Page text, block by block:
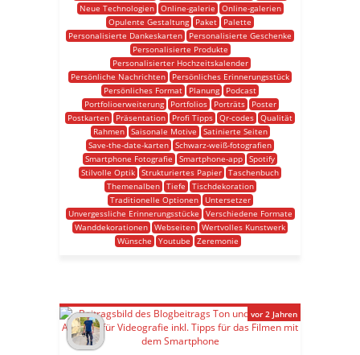
Neue Technologien
Online-galerie
Online-galerien
Opulente Gestaltung
Paket
Palette
Personalisierte Dankeskarten
Personalisierte Geschenke
Personalisierte Produkte
Personalisierter Hochzeitskalender
Persönliche Nachrichten
Persönliches Erinnerungsstück
Persönliches Format
Planung
Podcast
Portfolioerweiterung
Portfolios Porträts
Poster
Postkarten
Präsentation Profi Tipps Qr-codes Qualität
Rahmen
Saisonale Motive
Satinierte Seiten
Save-the-date-karten Schwarz-weiß-fotografien
Smartphone Fotografie
Smartphone-app Spotify
Stilvolle Optik Strukturiertes Papier Taschenbuch
Themenalben
Tiefe
Tischdekoration
Traditionelle Optionen
Untersetzer
Unvergessliche Erinnerungsstücke
Verschiedene Formate
Wanddekorationen Webseiten Wertvolles Kunstwerk
Wünsche
Youtube Zeremonie
vor 2 Jahren